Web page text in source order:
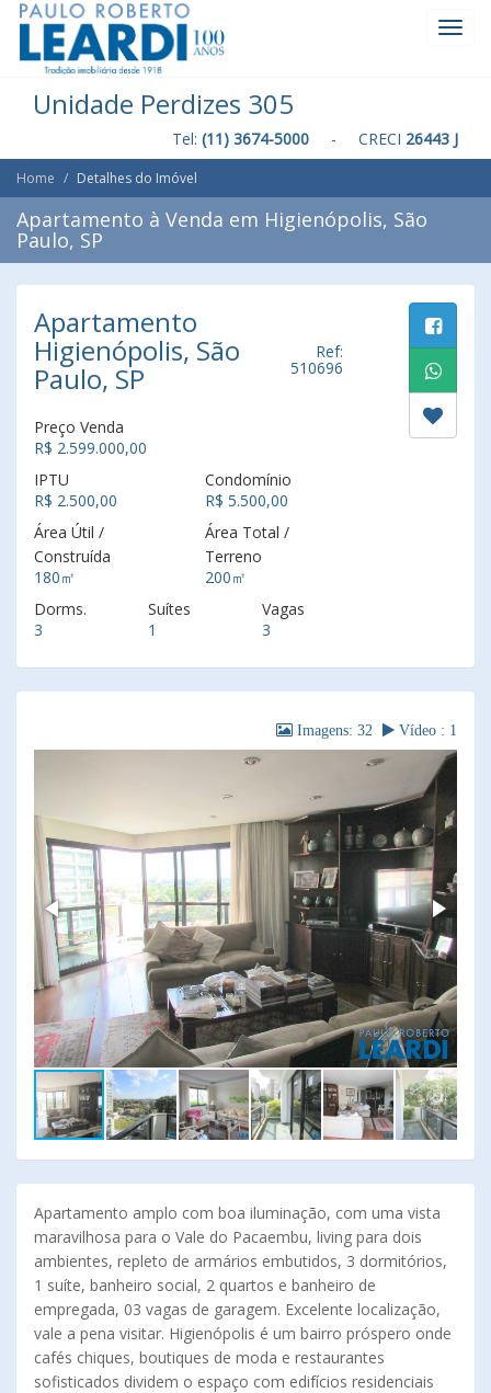
Unidade Perdizes 305
Tel: (11) 3674-5000 - CRECI 26443 J
Home Detalhes do Imóvel
Apartamento à Venda em Higienópolis, São
Paulo, SP
Apartamento
Higienópolis, São
Paulo, SP
Ref:
510696
Preço Venda
R$ 2.599.000,00
IPTU
R$ 2.500,00
Condomínio
R$ 5.500,00
Área Útil /
Construída
180㎡
Área Total /
Terreno
200㎡
Dorms.
3
Suítes
1
Vagas
3
Imagens: 32 Vídeo : 1
Apartamento amplo com boa iluminação, com uma vista
maravilhosa para o Vale do Pacaembu, living para dois
ambientes, repleto de armários embutidos, 3 dormitórios,
1 suíte, banheiro social, 2 quartos e banheiro de
empregada, 03 vagas de garagem. Excelente localização,
vale a pena visitar. Higienópolis é um bairro próspero onde
cafés chiques, boutiques de moda e restaurantes
sofisticados dividem o espaço com edifícios residenciais